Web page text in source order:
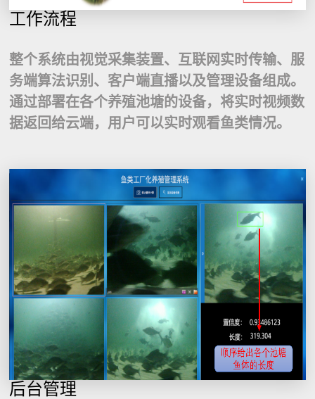
工作流程
整个系统由视觉采集装置、互联网实时传输、服
务端算法识别、客户端直播以及管理设备组成。
通过部署在各个养殖池塘的设备，将实时视频数
据返回给云端，用户可以实时观看鱼类情况。
后台管理